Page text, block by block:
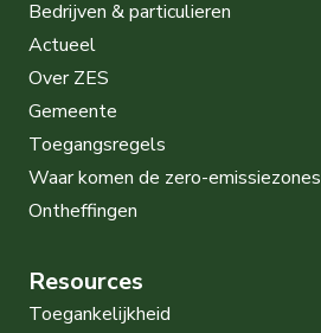
Bedrijven & particulieren
Actueel
Over ZES
Gemeente
Toegangsregels
Waar komen de zero-emissiezones
Ontheffingen
Resources
Toegankelijkheid